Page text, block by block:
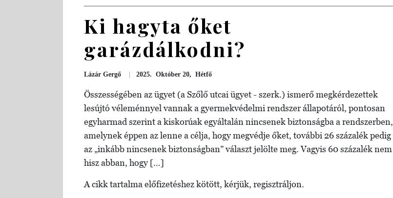
Ki hagyta őket
garázdálkodni?
Lázár Gergő |2025. Október 20, Hétfő
Összességében az ügyet (a Szőlő utcai ügyet - szerk.) ismerő megkérdezettek
lesújtó véleménnyel vannak a gyermekvédelmi rendszer állapotáról, pontosan
egyharmad szerint a kiskorúak egyáltalán nincsenek biztonságba a rendszerben,
amelynek éppen az lenne a célja, hogy megvédje őket, további 26 százalék pedig
az „inkább nincsenek biztonságban” választ jelölte meg. Vagyis 60 százalék nem
hisz abban, hogy […]
A cikk tartalma előfizetéshez kötött, kérjük, regisztráljon.